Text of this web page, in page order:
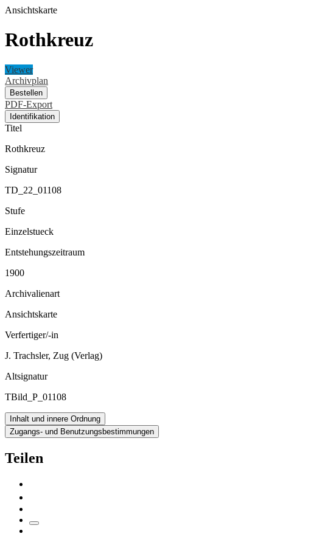
Ansichtskarte
Rothkreuz
Viewer
Archivplan
Bestellen
PDF-Export
Identifikation
Titel
Rothkreuz
Signatur
TD_22_01108
Stufe
Einzelstueck
Entstehungszeitraum
1900
Archivalienart
Ansichtskarte
Verfertiger/-in
J. Trachsler, Zug (Verlag)
Altsignatur
TBild_P_01108
Inhalt und innere Ordnung
Zugangs- und Benutzungsbestimmungen
Teilen